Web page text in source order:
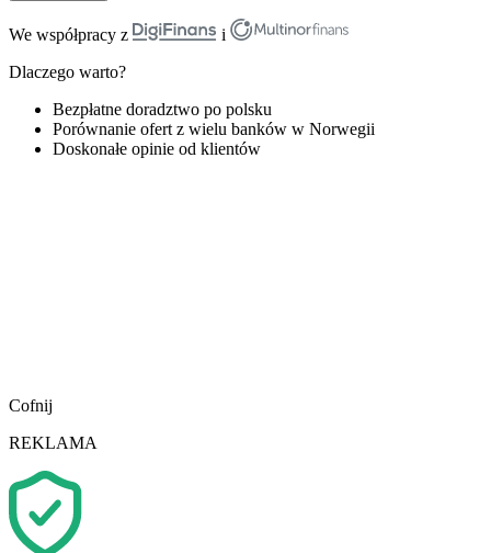
We współpracy z
i
Dlaczego warto?
Bezpłatne doradztwo po polsku
Porównanie ofert z wielu banków w Norwegii
Doskonałe opinie od klientów
Cofnij
REKLAMA